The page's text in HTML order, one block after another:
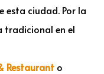
esta ciudad. Por la
tradicional en el
Restaurant o